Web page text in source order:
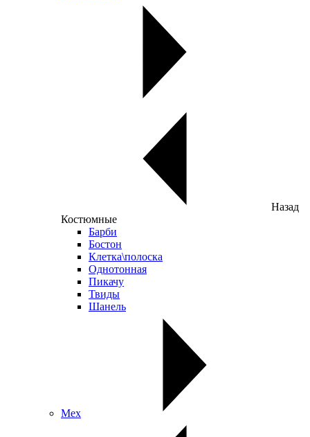
Назад
Костюмные
Барби
Бостон
Клетка\полоска
Однотонная
Пикачу
Твиды
Шанель
Мех